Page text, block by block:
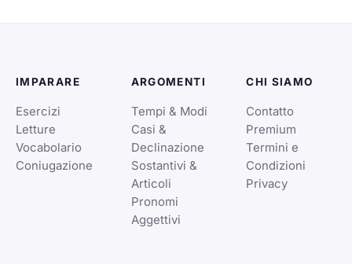
IMPARARE
Esercizi
Letture
Vocabolario
Coniugazione
ARGOMENTI
Tempi & Modi
Casi &
Declinazione
Sostantivi &
Articoli
Pronomi
Aggettivi
CHI SIAMO
Contatto
Premium
Termini e
Condizioni
Privacy